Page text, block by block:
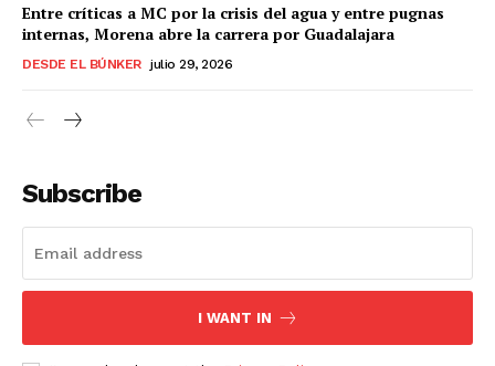
Entre críticas a MC por la crisis del agua y entre pugnas
internas, Morena abre la carrera por Guadalajara
DESDE EL BÚNKER julio 29, 2026
Subscribe
I WANT IN